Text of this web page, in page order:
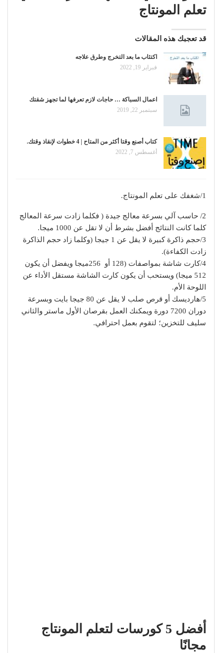
تعلم المونتاج
قد تعجبك هذه المقالات
اكتئاب ما بعد التخرج وطرق علاجه
فبراير 19, 2022
اعمال السباكة … حاجات لازم تعرفها لما تجهز شقتك
سبتمبر 22, 2019
كتاب أصنع وقتا أكثر من المتاح | 4 خطوات لإنقاذ وقتك.
أغسطس 7, 2022
1/شغفك على تعلم المونتاج.
2/ حاسب آلي بسرعة معالج جيدة ( فكلما زادت سرعة المعالج
كلما كانت النتائج أفضل بشرط أن لا تقل عن 1000 ميجا.
3/حجم ذاكرة كبيرة لا يقل عن 1 جيجا (وكلما زاد حجم الذاكرة
زادت الكفاءة).
4/كارت شاشة بمواصفات (128 أو 256ميجا ويفضل أن يكون
512 ميجا) ويستحب أن يكون كارت الشاشة مستقل الأداء عن
اللوحة الأم.
5/هارديسك أو قرص صلب لا يقل عن 80 جيجا بايت وبسرعة
دوران 7200 دورة ويمكنك العمل بقرصان الأول ماستر والثاني
سليف للتخزين؛ لتقوم بعمل احترافي.
أفضل 5 كورسات لتعلم المونتاج
مجانًا